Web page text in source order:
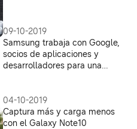
09-10-2019
Samsung trabaja con Google,
socios de aplicaciones y
desarrolladores para una
04-10-2019
Captura más y carga menos
con el Galaxy Note10